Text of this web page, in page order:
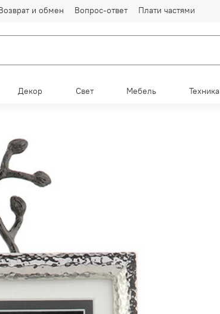
и обмен Вопрос-ответ Плати частями
Декор Свет Мебель Техника